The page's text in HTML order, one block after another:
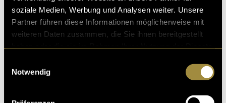
soziale Medien, Werbung und Analysen weiter. Unsere
Partner führen diese Informationen möglicherweise mit
weiteren Daten zusammen, die Sie ihnen bereitgestellt
Notwendig